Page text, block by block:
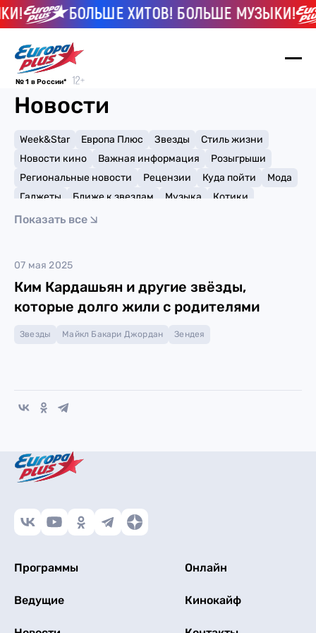
БОЛЬШЕ ХИТОВ! БОЛЬШЕ МУЗЫКИ!
№ 1 в России*
Новости
Week&Star Европа Плюс Звезды
Стиль жизни
Новости кино
Важная информация
Розыгрыши
Региональные новости
Рецензии Куда пойти
Мода
Гаджеты
Ближе к звездам Музыка
Котики
Мемы и тренды
Показать все
07 мая 2025
Ким Кардашьян и другие звёзды,
которые долго жили с родителями
Звезды Майкл Бакари Джордан Зендея
Программы Онлайн
Ведущие Кинокайф